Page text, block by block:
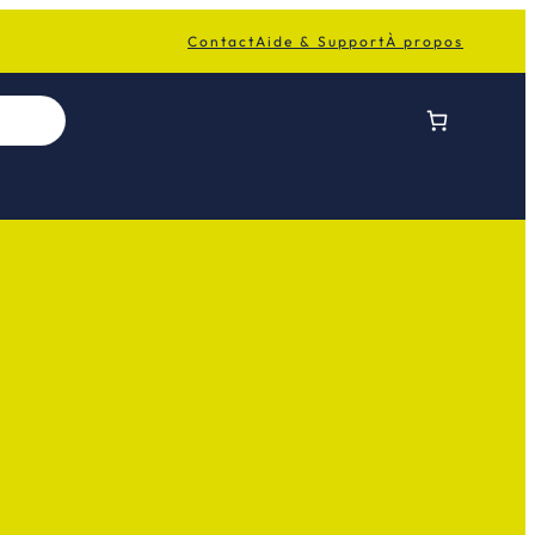
ContactAide & SupportÀ propos